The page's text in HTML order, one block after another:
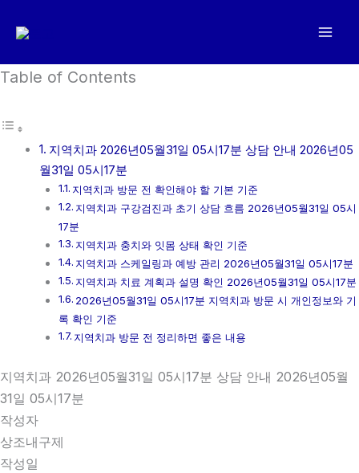
로
너
Table of Contents
지역치과 2026년05월31일 05시17분 상담 안내 2026년05
월31일 05시17분
지역치과 방문 전 확인해야 할 기본 기준
지역치과 구강검진과 초기 상담 흐름 2026년05월31일 05시
17분
지역치과 충치와 잇몸 상태 확인 기준
지역치과 스케일링과 예방 관리 2026년05월31일 05시17분
지역치과 치료 계획과 설명 확인 2026년05월31일 05시17분
2026년05월31일 05시17분 지역치과 방문 시 개인정보와 기
록 확인 기준
지역치과 방문 전 정리하면 좋은 내용
지역치과 2026년05월31일 05시17분 상담 안내 2026년05월
31일 05시17분
작성자
상조내구제
작성일